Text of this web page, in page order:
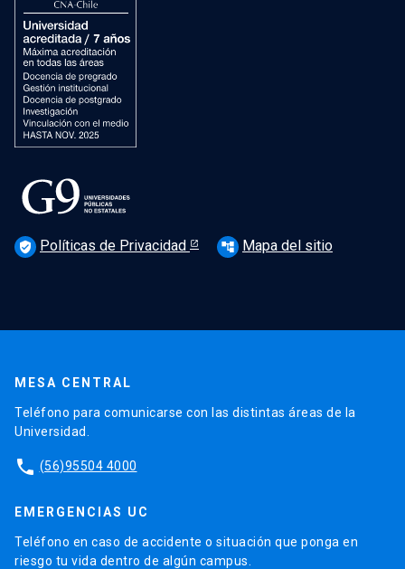
verified_user Políticas de Privacidad account_tree Mapa del sitio
MESA CENTRAL
Teléfono para comunicarse con las distintas áreas de la
Universidad.
phone (56)95504 4000
EMERGENCIAS UC
Teléfono en caso de accidente o situación que ponga en
riesgo tu vida dentro de algún campus.